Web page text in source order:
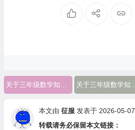
本文由 征服 发表于 2026-05-07
转载请务必保留本文链接：